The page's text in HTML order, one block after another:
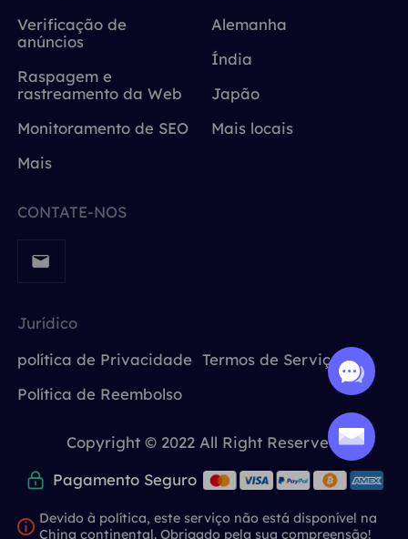
Verificação de
anúncios
Raspagem e
rastreamento da Web
Monitoramento de SEO
Mais
Alemanha
Índia
Japão
Mais locais
CONTATE-NOS
Jurídico
política de Privacidade Termos de Serviço
Política de Reembolso
Copyright © 2022 All Right Reserved.
Pagamento Seguro
Devido à política, este serviço não está disponível na
China continental. Obrigado pela sua compreensão!